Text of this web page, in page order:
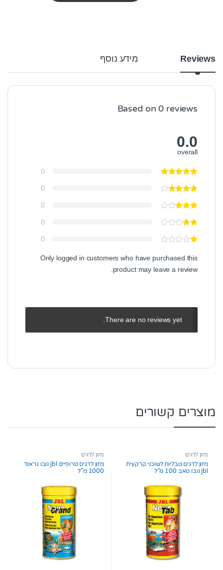
Reviews מידע נוסף
Based on 0 reviews
0.0
overall
0
0
0
0
0
Only logged in customers who have purchased this
product may leave a review.
There are no reviews yet.
מוצרים קשורים
מזון לדגים
מזון לדגים טבליות לשוכני קרקעית
jbl נובו טאב 100 מ”ל
מזון לדגים
מזון לדגים טרופיים jbl נובו גראנד
1000 מ”ל